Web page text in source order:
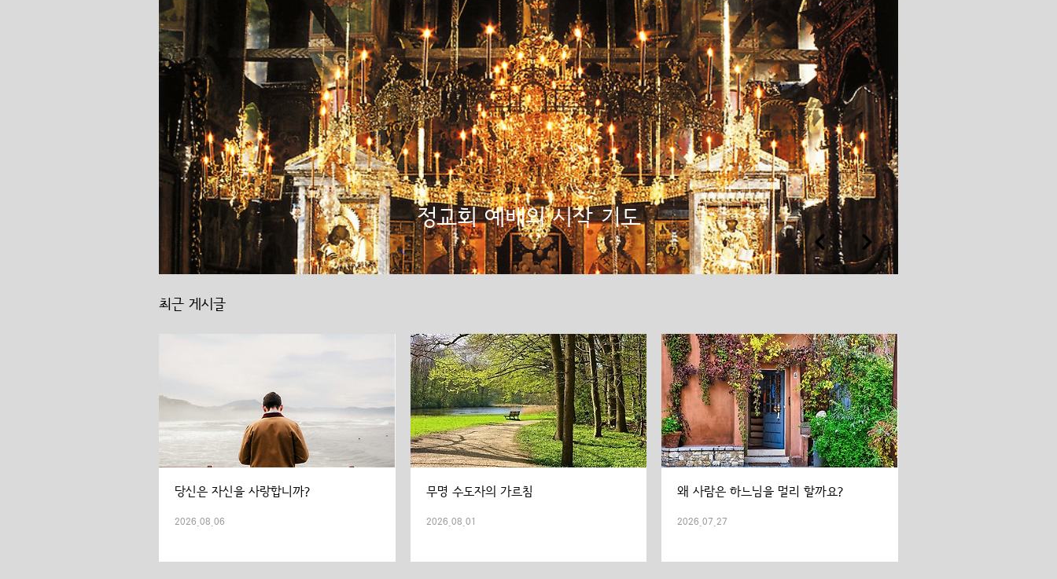
정교회 예배의 시작 기도
최근 게시글
당신은 자신을 사랑합니까?
2026.08.06
무명 수도자의 가르침
2026.08.01
왜 사람은 하느님을 멀리 할까요?
2026.07.27